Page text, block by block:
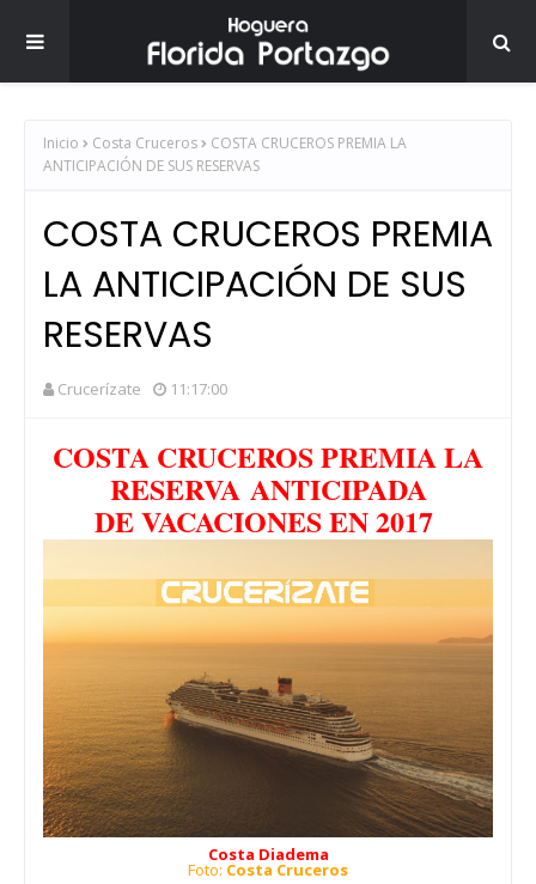
Inicio Costa Cruceros
COSTA CRUCEROS PREMIA LA
ANTICIPACIÓN DE SUS RESERVAS
COSTA CRUCEROS PREMIA
LA ANTICIPACIÓN DE SUS
RESERVAS
Crucerízate 11:17:00
COSTA CRUCEROS PREMIA LA
RESERVA ANTICIPADA
DE VACACIONES EN 2017
Costa Diadema
Foto: Costa Cruceros